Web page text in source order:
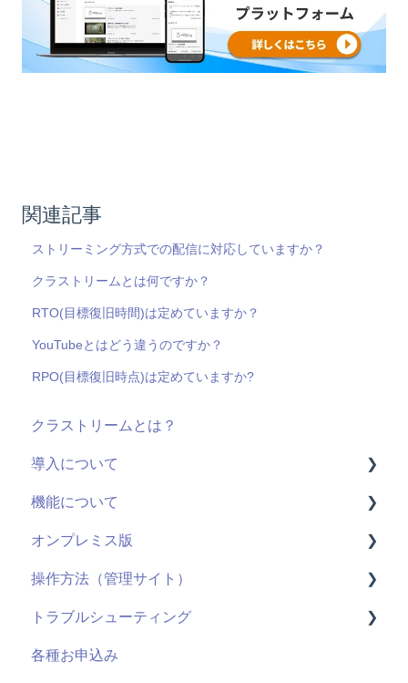
関連記事
ストリーミング方式での配信に対応していますか？
クラストリームとは何ですか？
RTO(目標復旧時間)は定めていますか？
YouTubeとはどう違うのですか？
RPO(目標復旧時点)は定めていますか?
クラストリームとは？
導入について
料金・プラン
機能(導入前)
サービス
導入に向けて
サポート
機能について
動画配信
ライブ配信
ユーザーID
管理機能：管理サイト
オンプレミス版
全般
用語
システム仕様
操作方法（管理サイト）
はじめに
ライブ配信
トラブルシューティング
視聴ページ
各種お申込み